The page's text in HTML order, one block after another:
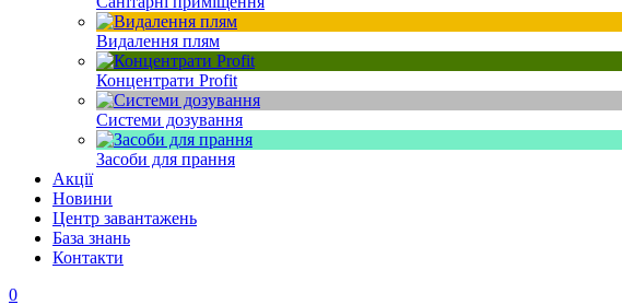
Видалення плям
Концентрати Profit
Системи дозування
Засоби для прання
Акції
Новини
Центр завантажень
База знань
Контакти
0